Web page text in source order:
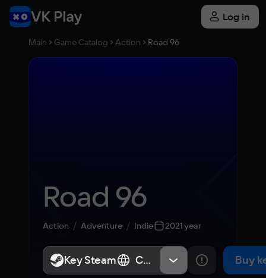
Log in
Main Game Catalog Action Road 96
Road 96
Action Adventure Indie 2021 year
Key Steam СНГ, Россия Buy
Key Steam СНГ, Россия